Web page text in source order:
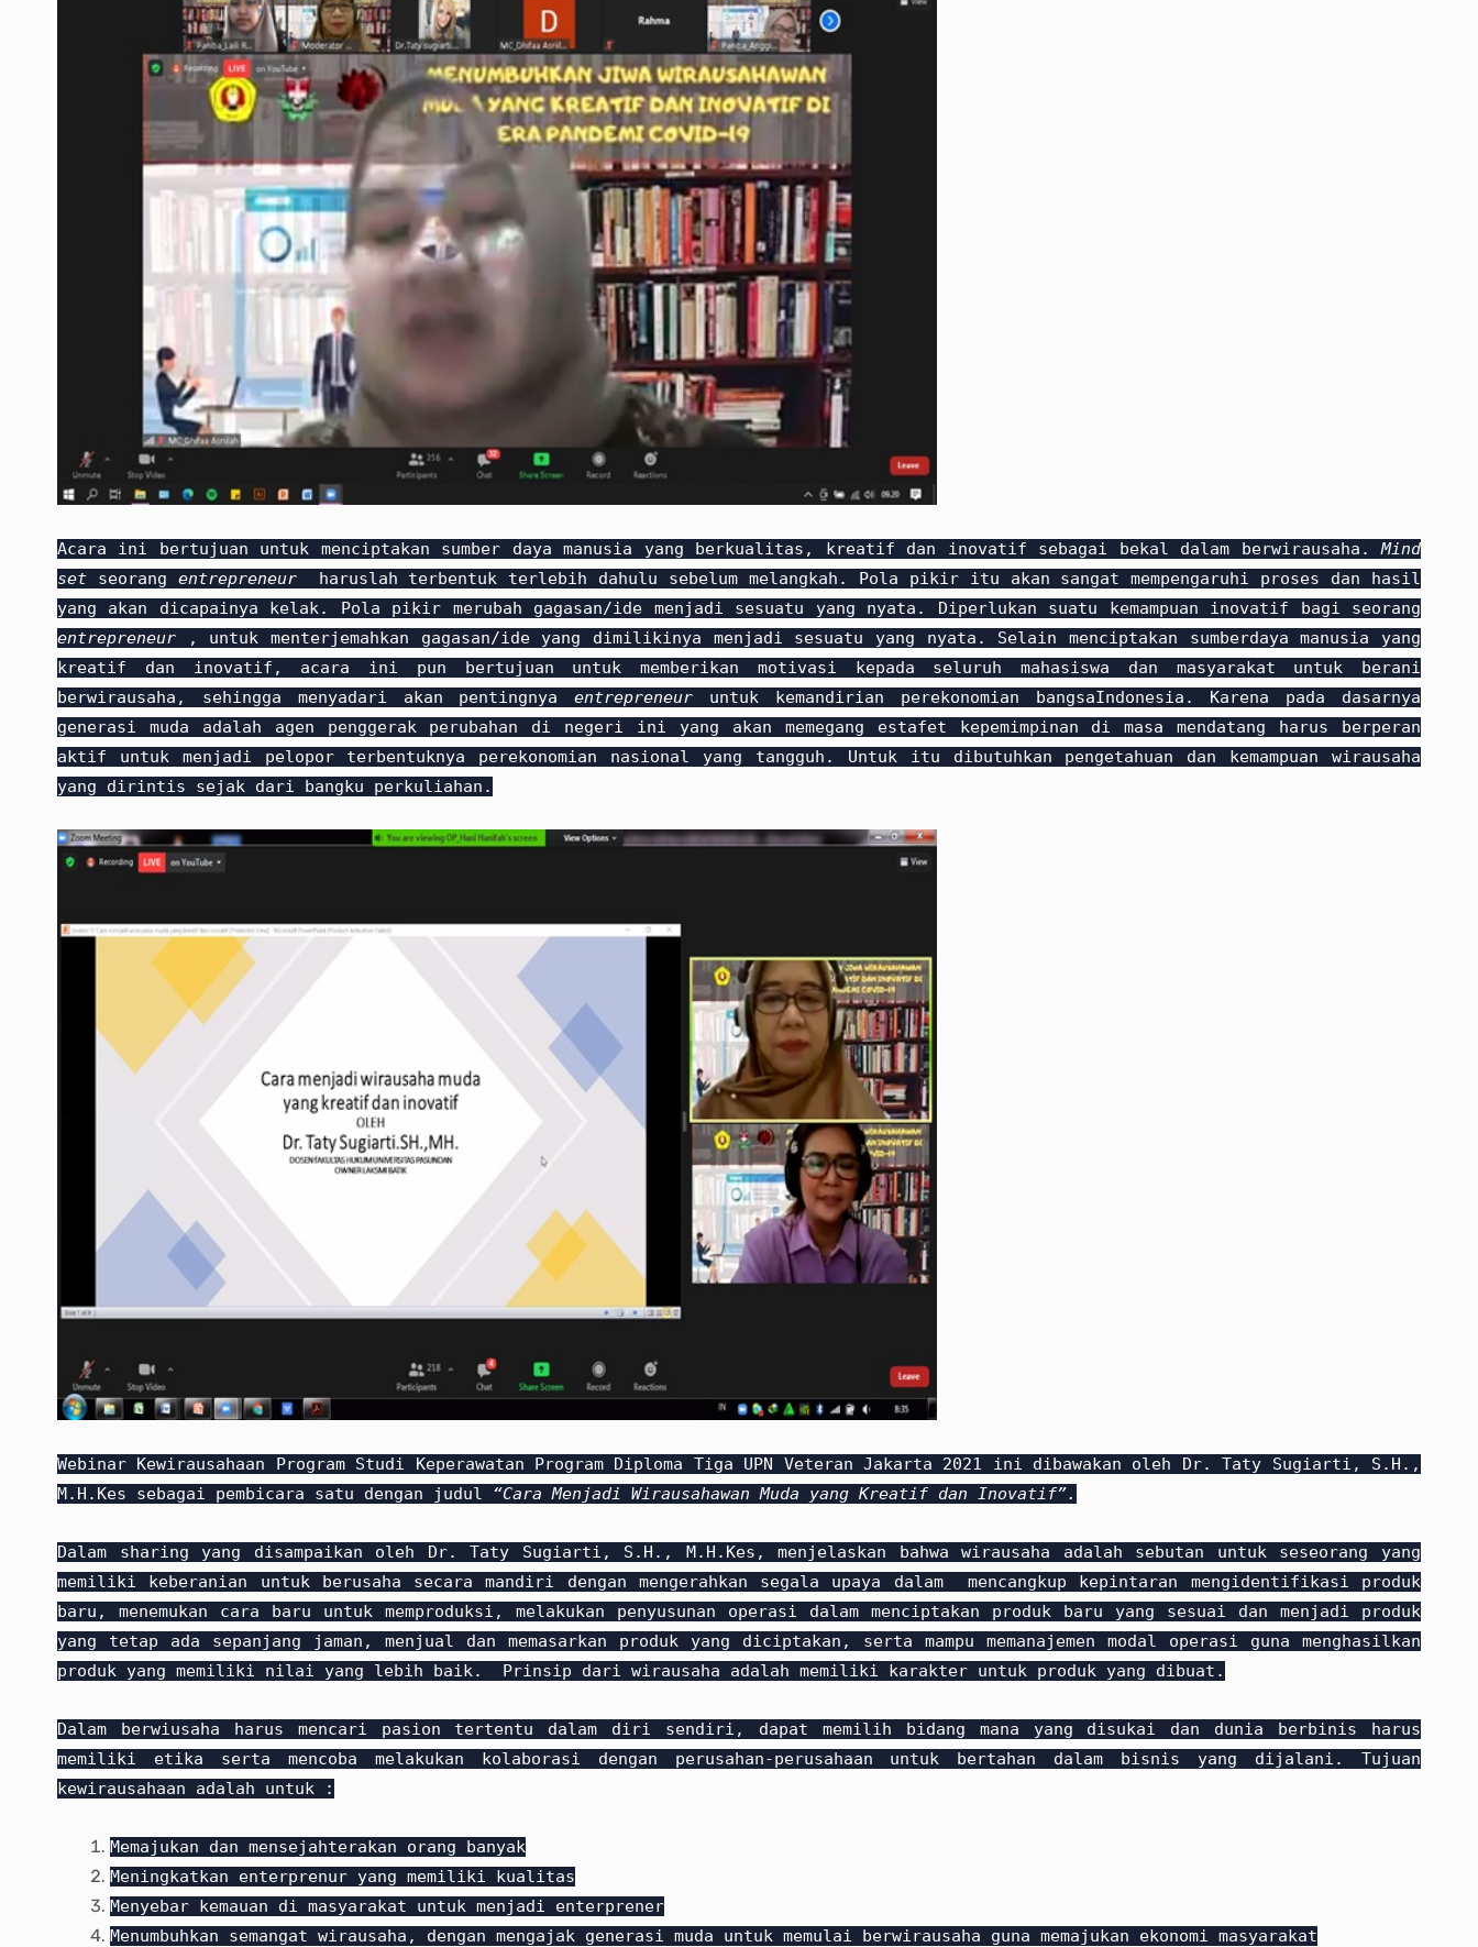
Acara ini bertujuan untuk menciptakan sumber daya manusia yang berkualitas, kreatif dan inovatif sebagai bekal dalam berwirausaha.Mind
set seorang entrepreneurharuslah terbentuk terlebih dahulu sebelum melangkah. Pola pikir itu akan sangat mempengaruhi proses dan hasil
yang akan dicapainya kelak. Pola pikir merubah gagasan/ide menjadi sesuatu yang nyata. Diperlukan suatu kemampuan inovatif bagi seorang
entrepreneur , untuk menterjemahkan gagasan/ide yang dimilikinya menjadi sesuatu yang nyata. Selain menciptakan sumberdaya manusia yang
kreatif dan inovatif, acara ini pun bertujuan untuk memberikan motivasi kepada seluruh mahasiswa dan masyarakat untuk berani
berwirausaha, sehingga menyadari akan pentingnyaentrepreneur untuk kemandirian perekonomian bangsaIndonesia. Karena pada dasarnya
generasi muda adalah agen penggerak perubahan di negeri ini yang akan memegang estafet kepemimpinan di masa mendatang harus berperan
aktif untuk menjadi pelopor terbentuknya perekonomian nasional yang tangguh. Untuk itu dibutuhkan pengetahuan dan kemampuan wirausaha
yang dirintis sejak dari bangku perkuliahan.
Webinar Kewirausahaan Program Studi Keperawatan Program Diploma Tiga UPN Veteran Jakarta 2021 ini dibawakan oleh Dr. Taty Sugiarti, S.H.,
M.H.Kes sebagai pembicara satu dengan judul
“Cara Menjadi Wirausahawan Muda yang Kreatif dan Inovatif”.
Dalam sharing yang disampaikan oleh Dr. Taty Sugiarti, S.H., M.H.Kes, menjelaskan bahwa wirausaha adalah sebutan untuk seseorang yang
memiliki keberanian untuk berusaha secara mandiri dengan mengerahkan segala upaya dalam mencangkup kepintaran mengidentifikasi produk
baru, menemukan cara baru untuk memproduksi, melakukan penyusunan operasi dalam menciptakan produk baru yang sesuai dan menjadi produk
yang tetap ada sepanjang jaman, menjual dan memasarkan produk yang diciptakan, serta mampu memanajemen modal operasi guna menghasilkan
produk yang memiliki nilai yang lebih baik. Prinsip dari wirausaha adalah memiliki karakter untuk produk yang dibuat.
Dalam berwiusaha harus mencari pasion tertentu dalam diri sendiri, dapat memilih bidang mana yang disukai dan dunia berbinis harus
memiliki etika serta mencoba melakukan kolaborasi dengan perusahan-perusahaan untuk bertahan dalam bisnis yang dijalani. Tujuan
kewirausahaan adalah untuk :
Memajukan dan mensejahterakan orang banyak
Meningkatkan enterprenur yang memiliki kualitas
Menyebar kemauan di masyarakat untuk menjadi enterprener
Menumbuhkan semangat wirausaha, dengan mengajak generasi muda untuk memulai berwirausaha guna memajukan ekonomi masyarakat